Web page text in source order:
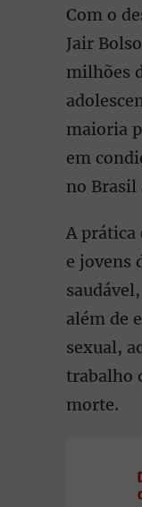
Com o
Jair
milhões
maioria
em
no Brasil
A prática
e jovens
além de
sexual,
trabalho
morte.